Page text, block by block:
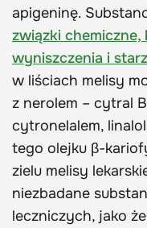
apigeninę.
związki
wyniszczenia i
w liściach melisy
z nerolem – cytral
cytronelalem,
tego olejku β-
zielu melisy
niezbadane
leczniczych, jako